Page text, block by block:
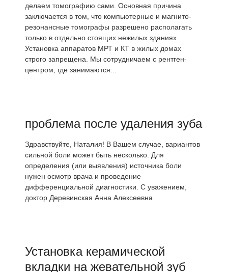
делаем томографию сами. Основная причина
заключается в том, что компьютерные и магнито-
резонансные томографы разрешено располагать
только в отдельно стоящих нежилых зданиях.
Установка аппаратов МРТ и КТ в жилых домах
строго запрещена. Мы сотрудничаем с рентген-
центром, где занимаются...
проблема после удаления зуба
Здравствуйте, Наталия! В Вашем случае, вариантов
сильной боли может быть несколько. Для
определения (или выявления) источника боли
нужен осмотр врача и проведение
дифференциальной диагностики. С уважением,
доктор Деревинская Анна Алексеевна
Установка керамической
вкладки на жевательной зуб